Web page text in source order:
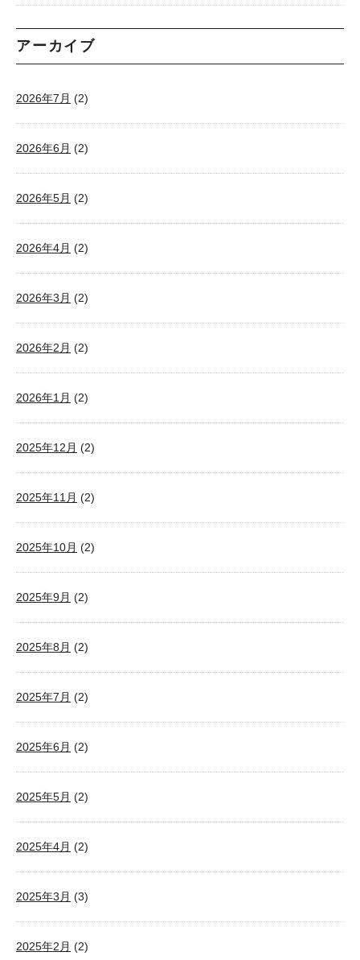
アーカイブ
2026年7月 (2)
2026年6月 (2)
2026年5月 (2)
2026年4月 (2)
2026年3月 (2)
2026年2月 (2)
2026年1月 (2)
2025年12月 (2)
2025年11月 (2)
2025年10月 (2)
2025年9月 (2)
2025年8月 (2)
2025年7月 (2)
2025年6月 (2)
2025年5月 (2)
2025年4月 (2)
2025年3月 (3)
2025年2月 (2)